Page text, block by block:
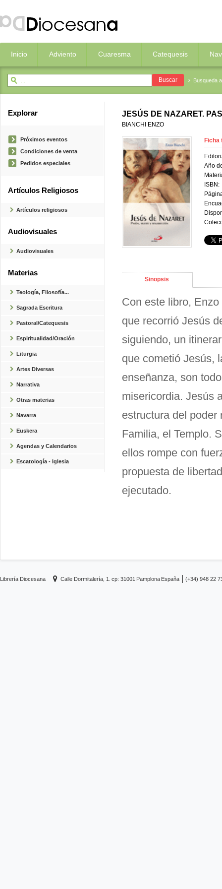
Inicio Adviento Cuaresma Catequesis
Busqueda
Explorar
Próximos eventos
Condiciones de venta
Pedidos especiales
Artículos Religiosos
Artículos religiosos
Audiovisuales
Audiovisuales
Materias
Teología, Filosofía...
Sagrada Escritura
Pastoral/Catequesis
Espiritualidad/Oración
Liturgia
Artes Diversas
Narrativa
Otras materias
Navarra
Euskera
Agendas y Calendarios
Escatología - Iglesia
JESÚS DE NAZARET.
BIANCHI ENZO
Ficha
Año
ISBN:
Sinopsis
Con este libro,
que recorrió Jesús
siguiendo, un
que cometió Jesús,
enseñanza, son
misericordia. Jesús
estructura del poder
Familia, el Templo.
ellos rompe con
propuesta de
ejecutado.
Librería Diocesana Calle Dormitalería, 1. cp: 31001 Pamplona España (+34) 948 22